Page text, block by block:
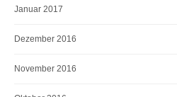
Januar 2017
Dezember 2016
November 2016